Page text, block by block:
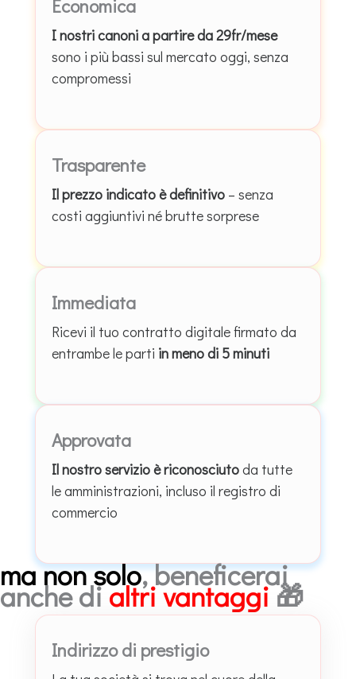
Economica
I nostri canoni a partire da 29fr/mese
sono i più bassi sul mercato oggi, senza
compromessi
Trasparente
Il prezzo indicato è definitivo – senza
costi aggiuntivi né brutte sorprese
Immediata
Ricevi il tuo contratto digitale firmato da
entrambe le parti in meno di 5 minuti
Approvata
Il nostro servizio è riconosciutoda tutte
le amministrazioni, incluso il registro di
commercio
ma non solo, beneficerai
anche dialtri vantaggi🎁
Indirizzo di prestigio